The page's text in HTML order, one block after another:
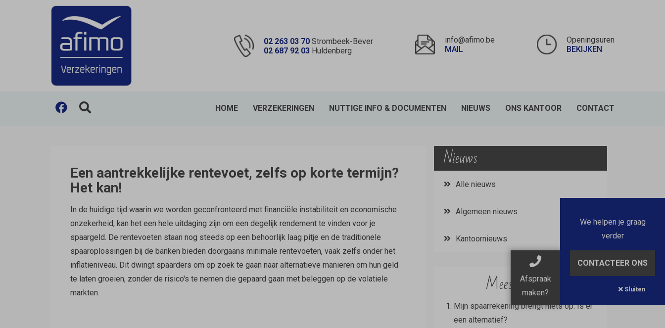
02 263 03 70 Strombeek-Bever
02 687 92 03 Huldenberg
info@afimo.be
MAIL
Openingsuren
BEKIJKEN
Hoofdnavigatie
HOME VERZEKERINGEN NUTTIGE INFO & DOCUMENTEN NIEUWS ONS KANTOOR CONTACT
Een aantrekkelijke rentevoet, zelfs op korte termijn?
Het kan!
In de huidige tijd waarin we worden geconfronteerd met financiële instabiliteit en economische
onzekerheid, kan het een hele uitdaging zijn om een degelijk rendement te vinden voor je
spaargeld. De rentevoeten staan nog steeds op een behoorlijk laag pitje en de traditionele
spaaroplossingen bij de banken bieden doorgaans minimale rentevoeten, vaak zelfs onder het
inflatieniveau. Dit dwingt spaarders om op zoek te gaan naar alternatieve manieren om hun geld
te laten groeien, zonder de risico's te nemen die gepaard gaan met beleggen op de volatiele
markten.
Nieuws
Alle nieuws
Algemeen nieuws
Kantoornieuws
Meest gelezen
Mijn spaarrekening brengt niets op. Is er
een alternatief?
Afspraak
maken?
We helpen je graag
verder
CONTACTEER ONS
Sluiten